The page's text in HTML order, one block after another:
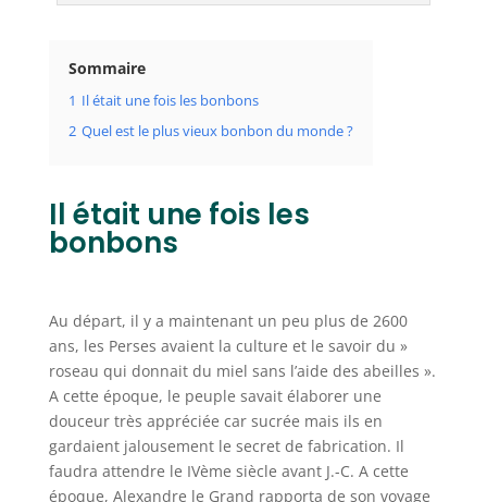
Sommaire
1 Il était une fois les bonbons
2 Quel est le plus vieux bonbon du monde ?
Il était une fois les
bonbons
Au départ, il y a maintenant un peu plus de 2600
ans, les Perses avaient la culture et le savoir du »
roseau qui donnait du miel sans l’aide des abeilles ».
A cette époque, le peuple savait élaborer une
douceur très appréciée car sucrée mais ils en
gardaient jalousement le secret de fabrication. Il
faudra attendre le IVème siècle avant J.-C. A cette
époque, Alexandre le Grand rapporta de son voyage